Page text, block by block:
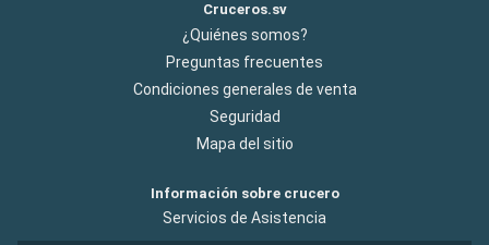
Cruceros.sv
¿Quiénes somos?
Preguntas frecuentes
Condiciones generales de venta
Seguridad
Mapa del sitio
Información sobre crucero
Servicios de Asistencia